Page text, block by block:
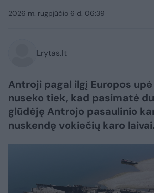
2026 m. rugpjūčio 6 d. 06:39
Lrytas.lt
Antroji pagal ilgį Europos
nuseko tiek, kad pasimatė
glūdėję Antrojo pasaulinio
nuskendę vokiečių karo laivai.